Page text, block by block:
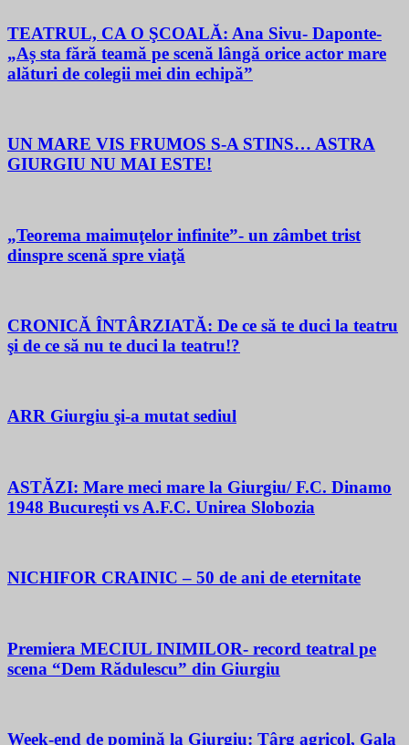
TEATRUL, CA O ŞCOALĂ: Ana Sivu- Daponte-
„Aș sta fără teamă pe scenă lângă orice actor mare
alături de colegii mei din echipă”
UN MARE VIS FRUMOS S-A STINS… ASTRA
GIURGIU NU MAI ESTE!
„Teorema maimuţelor infinite”- un zâmbet trist
dinspre scenă spre viaţă
CRONICĂ ÎNTÂRZIATĂ: De ce să te duci la teatru
şi de ce să nu te duci la teatru!?
ARR Giurgiu şi-a mutat sediul
ASTĂZI: Mare meci mare la Giurgiu/ F.C. Dinamo
1948 București vs A.F.C. Unirea Slobozia
NICHIFOR CRAINIC – 50 de ani de eternitate
Premiera MECIUL INIMILOR- record teatral pe
scena “Dem Rădulescu” din Giurgiu
Week-end de pomină la Giurgiu: Târg agricol, Gala